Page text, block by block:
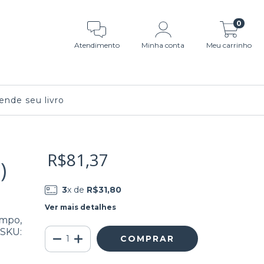
Atendimento Minha conta Meu carrinho
0
seu livro
R$81,37
3x de R$31,80
Ver mais detalhes